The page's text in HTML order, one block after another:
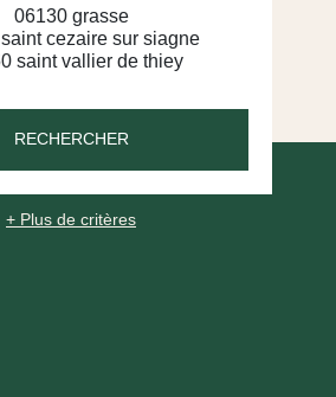
RECHERCHER
+ Plus de critères